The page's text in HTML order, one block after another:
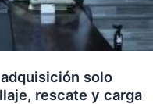
solo
rescate y carga